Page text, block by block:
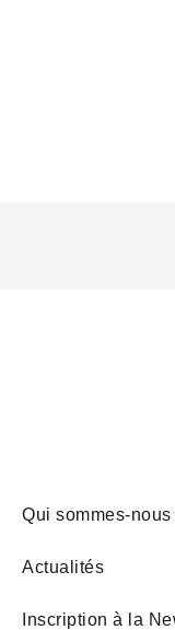
Qui sommes-nous
Actualités
Inscription à la